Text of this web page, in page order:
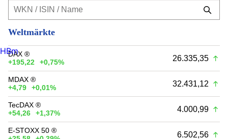
Weltmärkte
DAX ®
+195,22
+0,75% 26.335,35
MDAX ®
+4,79
+0,01% 32.431,12
TecDAX ®
+54,26
+1,37% 4.000,99
E-STOXX 50 ®
6.502,56
HBm